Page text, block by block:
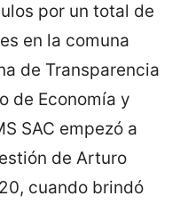
por un total de
en la comuna
de Transparencia
de Economía y
SAC empezó a
de Arturo
cuando brindó